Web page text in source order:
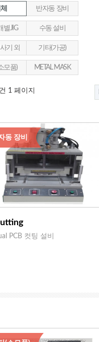
반자동 장비
별JIG 수동 설비
기 외 기타(가공)
모품) METAL MASK
1 페이지
동 장비
PCB 컷팅 설비